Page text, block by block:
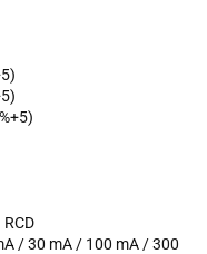
/ 30 mA / 100 mA / 300